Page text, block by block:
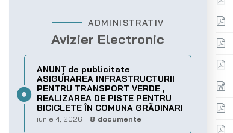
ADMINISTRATIV
Avizier Electronic
ANUNȚ de publicitate
ASIGURAREA INFRASTRUCTURII
PENTRU TRANSPORT VERDE ,
REALIZAREA DE PISTE PENTRU
BICICLETE ÎN COMUNA GRĂDINARI
iunie 4, 2026 8 documente